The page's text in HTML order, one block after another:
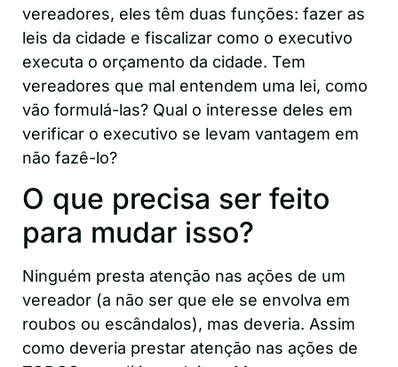
vereadores, eles têm duas funções: fazer as
leis da cidade e fiscalizar como o executivo
executa o orçamento da cidade. Tem
vereadores que mal entendem uma lei, como
vão formulá-las? Qual o interesse deles em
verificar o executivo se levam vantagem em
não fazê-lo?
O que precisa ser feito
para mudar isso?
Ninguém presta atenção nas ações de um
vereador (a não ser que ele se envolva em
roubos ou escândalos), mas deveria. Assim
como deveria prestar atenção nas ações de